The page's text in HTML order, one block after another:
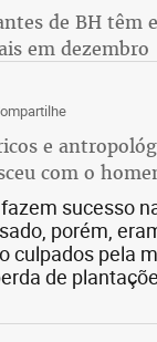
de BH têm
em dezembro
e
com o
sucesso
porém,
culpados pela
de